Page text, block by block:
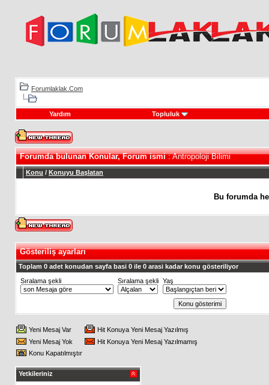
Forumlaklak.Com
Yardım Topluluk
Forumda bulunan Konular, Forum ismi: Antropoloji Bilimi
Konu / Konuyu Başlatan
Bu forumda
Gösteriliş ayarları
Toplam 0 adet konudan sayfa basi 0 ile 0 arasi kadar konu gösteriliyor
Sıralama şekli
Sıralama şekli Yaş
Yeni Mesaj Var
Hit Konuya Yeni Mesaj Yazılmış
Yeni Mesaj Yok
Hit Konuya Yeni Mesaj Yazılmamış
Konu Kapatılmıştır
Yetkileriniz